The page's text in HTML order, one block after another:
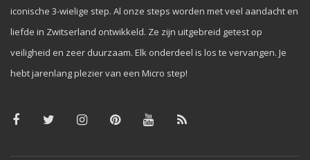
iconische 3-wielige step. Al onze steps worden met veel aandacht en
liefde in Zwitserland ontwikkeld. Ze zijn uitgebreid getest op
veiligheid en zeer duurzaam. Elk onderdeel is los te vervangen. Je
hebt jarenlang plezier van een Micro step!